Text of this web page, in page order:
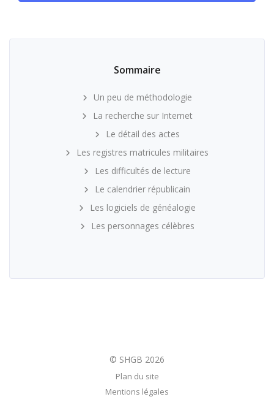
Sommaire
Un peu de méthodologie
La recherche sur Internet
Le détail des actes
Les registres matricules militaires
Les difficultés de lecture
Le calendrier républicain
Les logiciels de généalogie
Les personnages célèbres
Plan du site
Mentions légales